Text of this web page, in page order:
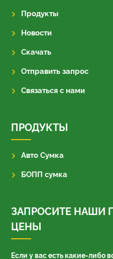
Продукты
Новости
Скачать
Отправить запрос
Связаться с нами
ПРОДУКТЫ
Авто Сумка
БОПП сумка
ЗАПРОСИТЕ НАШИ
ЦЕНЫ
Если у вас есть какие-либо